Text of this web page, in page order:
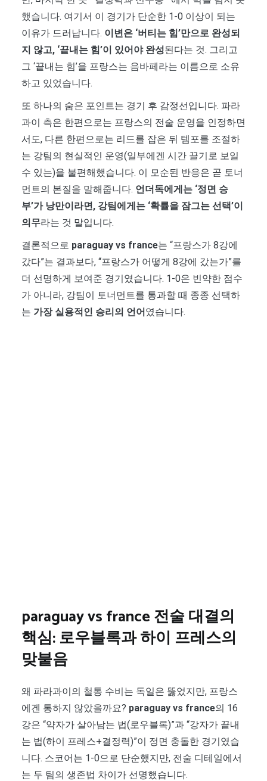
했습니다. 여기서 이 경기가 단순한 1-0 이상이 되는
이유가 드러납니다. 이변은 ‘버티는 힘’만으로 완성되
지 않고, ‘끝내는 힘’이 있어야 완성된다는 것. 그리고
그 ‘끝내는 힘’을 프랑스는 음바페라는 이름으로 소유
하고 있었습니다.
또 하나의 숨은 포인트는 경기 후 감정선입니다. 파라
과이 측은 한편으로는 프랑스의 전술 운영을 인정하면
서도, 다른 한편으로는 리드를 잡은 뒤 템포를 조절하
는 강팀의 현실적인 운영(일부에겐 시간 끌기로 보일
수 있는)을 불편해했습니다. 이 모순된 반응은 곧 토너
먼트의 본질을 말해줍니다. 언더독에게는 ‘정면 승
부’가 낭만이라면, 강팀에게는 ‘확률을 잠그는 선택’이
의무라는 것 말입니다.
결론적으로 paraguay vs france는 “프랑스가 8강에
갔다”는 결과보다, “프랑스가 어떻게 8강에 갔는가”를
더 선명하게 보여준 경기였습니다. 1-0은 빈약한 점수
가 아니라, 강팀이 토너먼트를 통과할 때 종종 선택하
는 가장 실용적인 승리의 언어였습니다.
paraguay vs france 전술 대결의
핵심: 로우블록과 하이 프레스의
맞붙음
왜 파라과이의 철통 수비는 독일은 뚫었지만, 프랑스
에겐 통하지 않았을까요? paraguay vs france의 16
강은 “약자가 살아남는 법(로우블록)”과 “강자가 끝내
는 법(하이 프레스+결정력)”이 정면 충돌한 경기였습
니다. 스코어는 1-0으로 단순했지만, 전술 디테일에서
는 두 팀의 생존법 차이가 선명했습니다.